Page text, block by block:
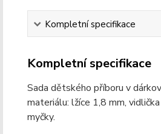
Kompletní specifikace
Kompletní specifikace
Sada dětského příboru v
materiálu: lžíce 1,8 mm,
myčky.